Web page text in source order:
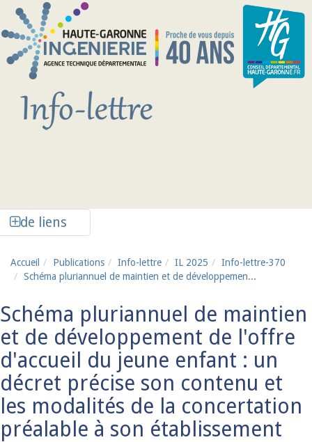
Aller au contenu principal
de liens
Accueil Publications Info-lettre IL 2025
Info-lettre-370
Schéma pluriannuel de maintien et de développemen...
Schéma pluriannuel de maintien
et de développement de l'offre
d'accueil du jeune enfant : un
décret précise son contenu et
les modalités de la concertation
préalable à son établissement